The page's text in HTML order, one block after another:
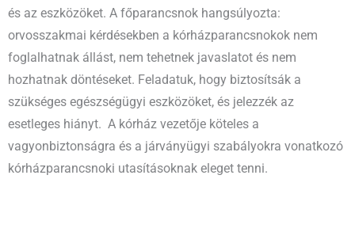
és az eszközöket. A főparancsnok hangsúlyozta:
orvosszakmai kérdésekben a kórházparancsnokok nem
foglalhatnak állást, nem tehetnek javaslatot és nem
hozhatnak döntéseket. Feladatuk, hogy biztosítsák a
szükséges egészségügyi eszközöket, és jelezzék az
esetleges hiányt. A kórház vezetője köteles a
vagyonbiztonságra és a járványügyi szabályokra vonatkozó
kórházparancsnoki utasításoknak eleget tenni.